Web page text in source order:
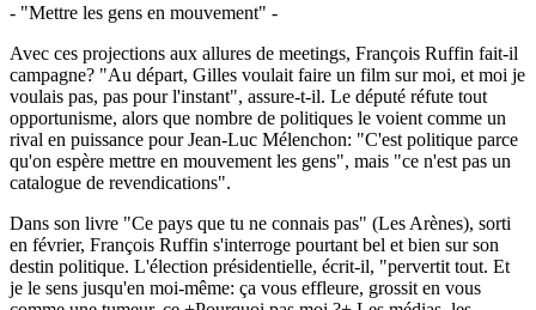
- "Mettre les gens en mouvement" -
Avec ces projections aux allures de meetings, François Ruffin fait-il
campagne? "Au départ, Gilles voulait faire un film sur moi, et moi je
voulais pas, pas pour l'instant", assure-t-il. Le député réfute tout
opportunisme, alors que nombre de politiques le voient comme un
rival en puissance pour Jean-Luc Mélenchon: "C'est politique parce
qu'on espère mettre en mouvement les gens", mais "ce n'est pas un
catalogue de revendications".
Dans son livre "Ce pays que tu ne connais pas" (Les Arènes), sorti
en février, François Ruffin s'interroge pourtant bel et bien sur son
destin politique. L'élection présidentielle, écrit-il, "pervertit tout. Et
je le sens jusqu'en moi-même: ça vous effleure, grossit en vous